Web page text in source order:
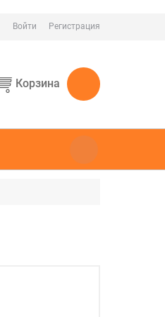
Войти Регистрация
Корзина